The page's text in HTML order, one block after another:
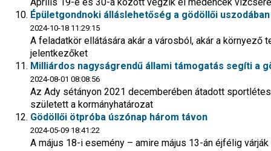
Épületgondnoki álláslehetőség a gödöllői uszodában
2024-10-18 11:29:15
A feladatkör ellátására akár a városból, akár a
jelentkezőket
Milliárdos nagyságrendű állami támogatás segíti a
2024-08-01 08:08:56
Az Ady sétányon 2021 decemberében átadott
született a kormányhatározat
Gödöllői ötpróba úszónap három távon
2024-05-09 18:41:22
A május 18-i esemény – amire május 13-án éjfélig